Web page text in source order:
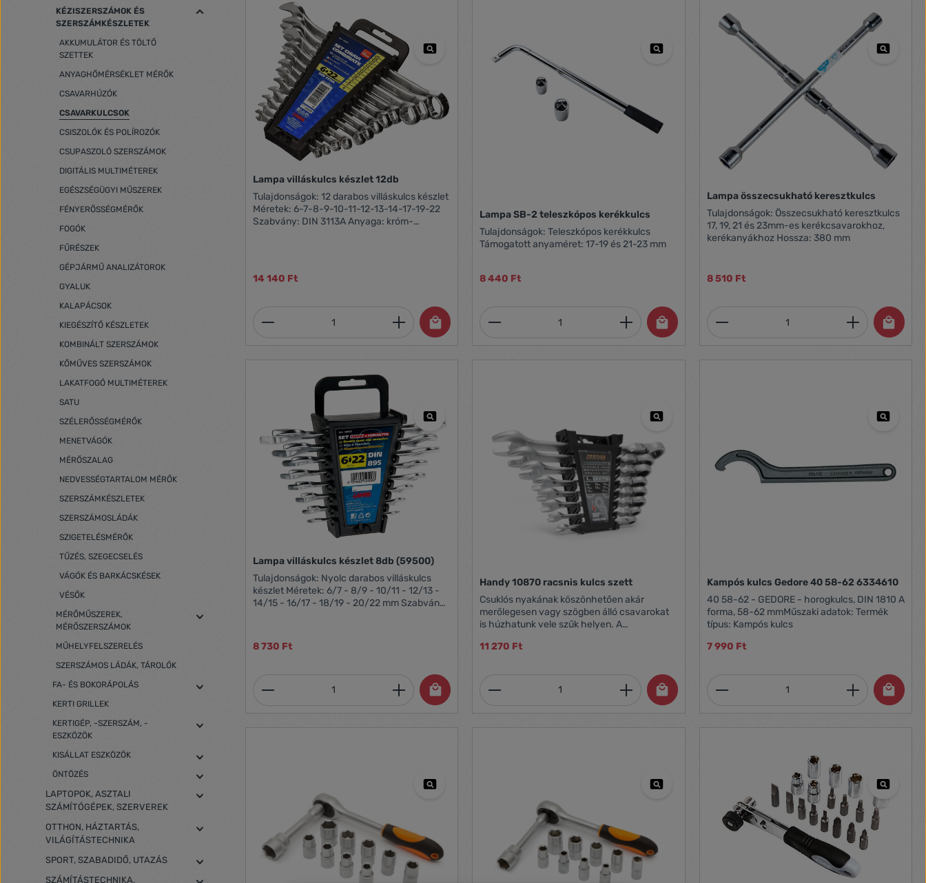
KÉZISZERSZÁMOK ÉS
SZERSZÁMKÉSZLETEK
AKKUMULÁTOR ÉS TÖLTŐ
SZETTEK
ANYAGHŐMÉRSÉKLET MÉRŐK
CSAVARHÚZÓK
CSAVARKULCSOK
CSISZOLÓK ÉS POLÍROZÓK
CSUPASZOLÓ SZERSZÁMOK
DIGITÁLIS MULTIMÉTEREK
EGÉSZSÉGÜGYI MŰSZEREK
FÉNYERŐSSÉGMÉRŐK
FOGÓK
FŰRÉSZEK
GÉPJÁRMŰ ANALIZÁTOROK
GYALUK
KALAPÁCSOK
KIEGÉSZÍTŐ KÉSZLETEK
KOMBINÁLT SZERSZÁMOK
KŐMŰVES SZERSZÁMOK
LAKATFOGÓ MULTIMÉTEREK
SATU
SZÉLERŐSSÉGMÉRŐK
MENETVÁGÓK
MÉRŐSZALAG
NEDVESSÉGTARTALOM MÉRŐK
SZERSZÁMKÉSZLETEK
SZERSZÁMOSLÁDÁK
SZIGETELÉSMÉRŐK
TŰZÉS, SZEGECSELÉS
VÁGÓK ÉS BARKÁCSKÉSEK
VÉSŐK
MÉRŐMŰSZEREK,
MÉRŐSZERSZÁMOK
MŰHELYFELSZERELÉS
SZERSZÁMOS LÁDÁK, TÁROLÓK
FA- ÉS BOKORÁPOLÁS
KERTI GRILLEK
KERTIGÉP, -SZERSZÁM, -
ESZKÖZÖK
KISÁLLAT ESZKÖZÖK
ÖNTÖZÉS
LAPTOPOK, ASZTALI
SZÁMÍTÓGÉPEK, SZERVEREK
OTTHON, HÁZTARTÁS,
VILÁGÍTÁSTECHNIKA
SPORT, SZABADIDŐ, UTAZÁS
SZÁMÍTÁSTECHNIKA,
Lampa villáskulcs készlet 12db
Tulajdonságok: 12 darabos villáskulcs készlet
Méretek: 6-7-8-9-10-11-12-13-14-17-19-22
Szabvány: DIN 3113A Anyaga: króm-
14 140 Ft
Termékmennyiség: Adja meg a kívánt mennyiséget, vagy használja a gombokat a
Lampa SB-2 teleszkópos kerékkulcs
Tulajdonságok: Teleszkópos kerékkulcs
Támogatott anyaméret: 17-19 és 21-23 mm
8 440 Ft
Termékmennyiség: Adja meg a kívánt mennyiséget, vagy
Lampa összecsukható keresztkulcs
Tulajdonságok: Összecsukható keresztkulcs
17, 19, 21 és 23mm-es kerékcsavarokhoz,
kerékanyákhoz Hossza: 380 mm
8 510 Ft
Termékmennyiség: Adja
Lampa villáskulcs készlet 8db (59500)
Tulajdonságok: Nyolc darabos villáskulcs
készlet Méretek: 6/7 - 8/9 - 10/11 - 12/13 -
14/15 - 16/17 - 18/19 - 20/22 mm Szabvány:
8 730 Ft
Termékmennyiség: Adja meg a kívánt mennyiséget, vagy használja a gombokat a
Handy 10870 racsnis kulcs szett
Csuklós nyakának köszönhetően akár
merőlegesen vagy szögben álló csavarokat
is húzhatunk vele szűk helyen. A
készletben. Ergonomikus nyélkialakítás.
tudunk akasztani, így a készlet mindig
korrózióvédelem Tartalma:
11 270 Ft
Termékmennyiség: Adja meg a kívánt mennyiséget, vagy
Kampós kulcs Gedore 40 58-62 6334610
40 58-62 - GEDORE - horogkulcs, DIN 1810 A
forma, 58-62 mmMűszaki adatok: Termék
típus: Kampós kulcs
7 990 Ft
Termékmennyiség: Adja